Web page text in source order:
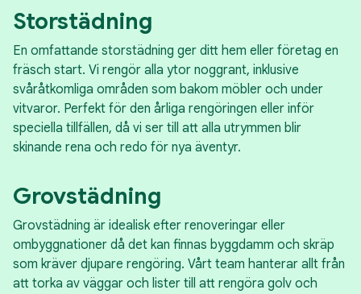
Storstädning
En omfattande storstädning ger ditt hem eller företag en
fräsch start. Vi rengör alla ytor noggrant, inklusive
svåråtkomliga områden som bakom möbler och under
vitvaror. Perfekt för den årliga rengöringen eller inför
speciella tillfällen, då vi ser till att alla utrymmen blir
skinande rena och redo för nya äventyr.
Grovstädning
Grovstädning är idealisk efter renoveringar eller
ombyggnationer då det kan finnas byggdamm och skräp
som kräver djupare rengöring. Vårt team hanterar allt från
att torka av väggar och lister till att rengöra golv och